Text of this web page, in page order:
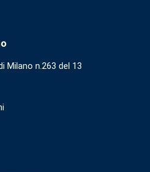
Milano n.263 del 13